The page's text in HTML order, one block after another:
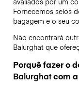
Fornecemos selos
bagagem e o seu
Não encontrará
Balurghatque
Porquê fazer o
Balurghatcom a